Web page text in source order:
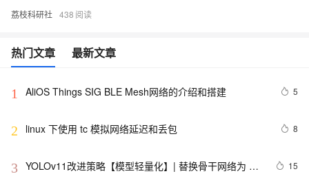
荔枝科研社 438
热门文章 最新文章
1 AliOS Things SIG BLE Mesh网络的介绍和搭建 5
2 linux 下使用 tc 模拟网络延迟和丢包 8
3 YOLOv11改进策略【模型轻量化】| 替换骨干网络为
15